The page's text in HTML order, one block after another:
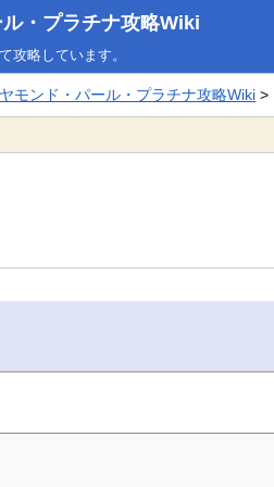
・プラチナ攻略Wiki
攻略しています。
モンド・パール・プラチナ攻略Wiki >